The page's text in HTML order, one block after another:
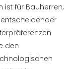
ist für Bauherren,
den